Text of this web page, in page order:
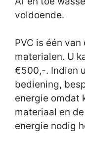
voldoende.
PVC is één
materialen. U
€500,-. Indien
bediening,
energie omdat
materiaal en
energie nodig